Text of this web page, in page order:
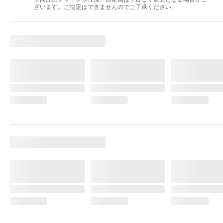
ざいます。ご指定はできませんのでご了承ください。